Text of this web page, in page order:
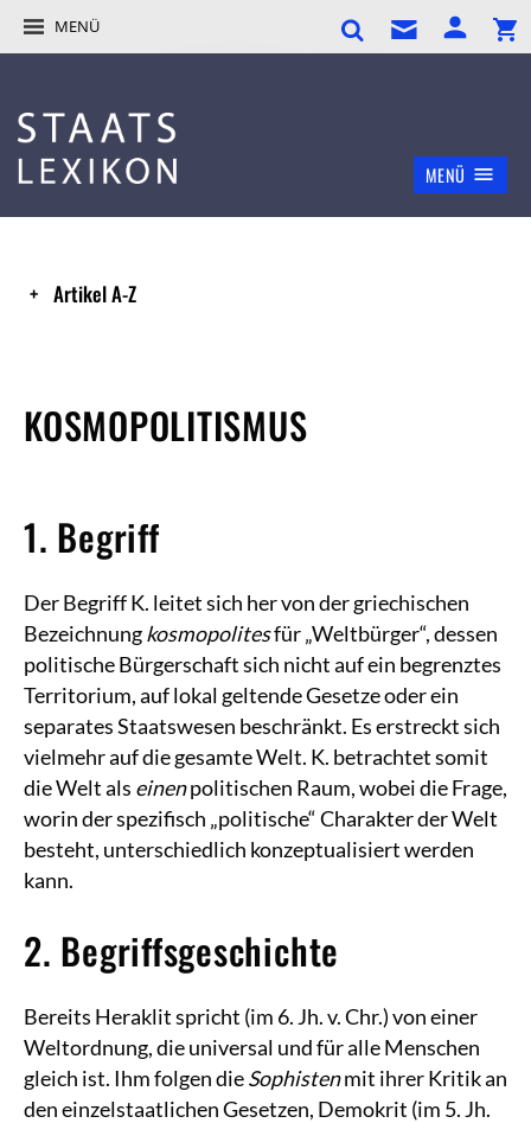
MENÜ
MENÜ
Artikel A-Z
KOSMOPOLITISMUS
1. Begriff
Der Begriff K. leitet sich her von der griechischen
Bezeichnungkosmopolitesfür „Weltbürger“, dessen
politische Bürgerschaft sich nicht auf ein begrenztes
Territorium, auf lokal geltende Gesetze oder ein
separates Staatswesen beschränkt. Es erstreckt sich
vielmehr auf die gesamte Welt. K. betrachtet somit
die Welt als einenpolitischen Raum, wobei die Frage,
worin der spezifisch „politische“ Charakter der Welt
besteht, unterschiedlich konzeptualisiert werden
kann.
2. Begriffsgeschichte
Bereits Heraklit spricht (im 6. Jh. v. Chr.) von einer
Weltordnung, die universal und für alle Menschen
gleich ist. Ihm folgen dieSophistenmit ihrer Kritik an
den einzelstaatlichen Gesetzen, Demokrit (im 5. Jh.